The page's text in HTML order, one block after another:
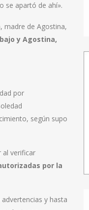
se apartó de ahí».
madre de Agostina,
y Agostina,
por
según supo
al verificar
por la
y hasta